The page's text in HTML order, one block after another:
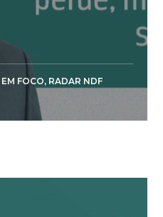
EM FOCO, RADAR NDF